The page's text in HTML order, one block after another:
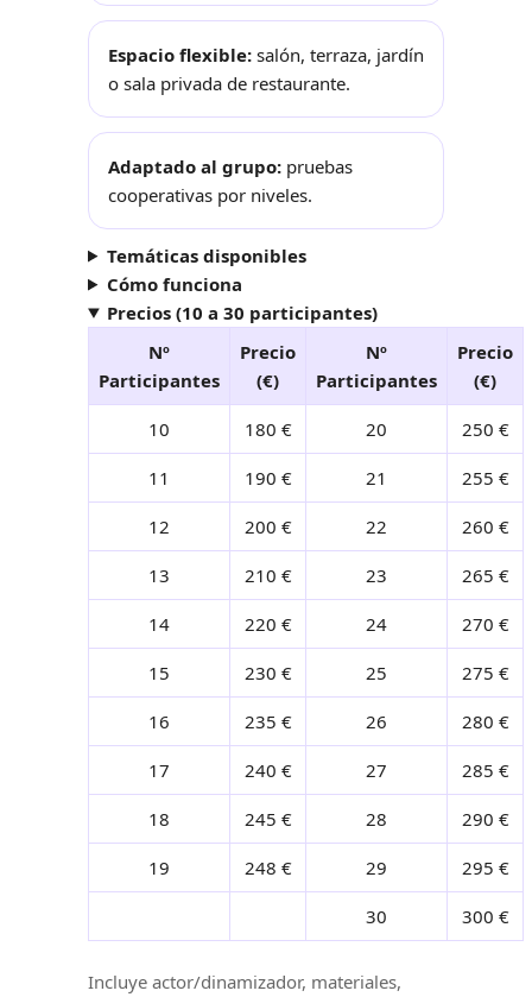
Espacio flexible: salón, terraza, jardín
o sala privada de restaurante.
Adaptado al grupo: pruebas
cooperativas por niveles.
Temáticas disponibles
Cómo funciona
Precios (10 a 30 participantes)
Nº
Participantes
Precio
(€)
Nº
Participantes
Precio
(€)
10 180 € 20 250 €
11 190 € 21 255 €
12 200 € 22 260 €
13 210 € 23 265 €
14 220 € 24 270 €
15 230 € 25 275 €
16 235 € 26 280 €
17 240 € 27 285 €
18 245 € 28 290 €
19 248 € 29 295 €
30 300 €
Incluye actor/dinamizador, materiales,